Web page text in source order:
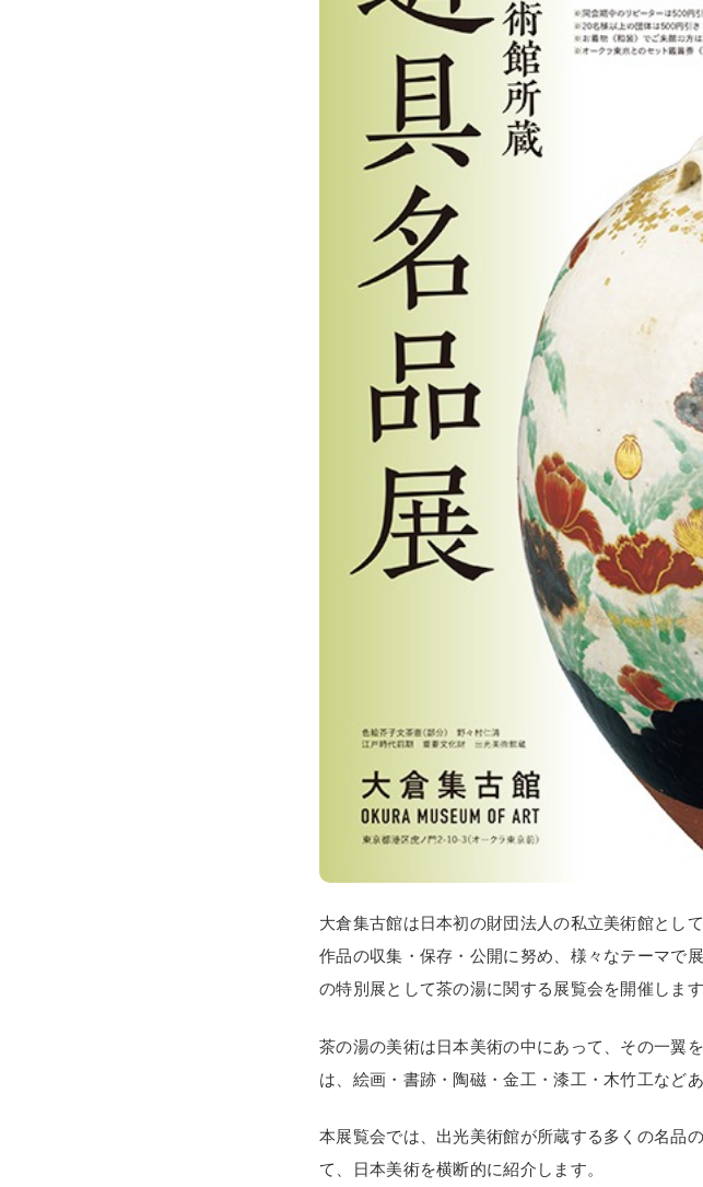
大倉集古館は日本初の財団法人の私立美術館とし
作品の収集・保存・公開に努め、様々なテーマで
の特別展として茶の湯に関する展覧会を開催します
茶の湯の美術は日本美術の中にあって、その一翼
は、絵画・書跡・陶磁・金工・漆工・木竹工など
本展覧会では、出光美術館が所蔵する多くの名品
て、日本美術を横断的に紹介します。